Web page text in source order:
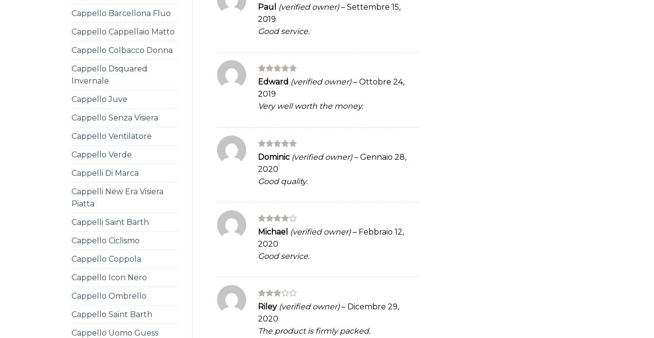
Cappello Barcellona Fluo
Cappello Cappellaio Matto
Cappello Colbacco Donna
Cappello Dsquared
Invernale
Cappello Juve
Cappello Senza Visiera
Cappello Ventilatore
Cappello Verde
Cappelli Di Marca
Cappelli New Era Visiera
Piatta
Cappelli Saint Barth
Cappello Ciclismo
Cappello Coppola
Cappello Icon Nero
Cappello Ombrello
Cappello Saint Barth
Cappello Uomo Guess
Rated5
out of 5
Paul (verified owner) – Settembre 15,
2019
Good service.
Rated5
Edward (verified owner) – Ottobre 24,
2019
Very well worth the money.
Rated5
Dominic (verified owner) – Gennaio 28,
2020
Good quality.
Rated4
Michael (verified owner) – Febbraio 12,
2020
Good service.
Rated
out
of 5
Riley (verified owner) – Dicembre 29,
2020
The product is firmly packed.